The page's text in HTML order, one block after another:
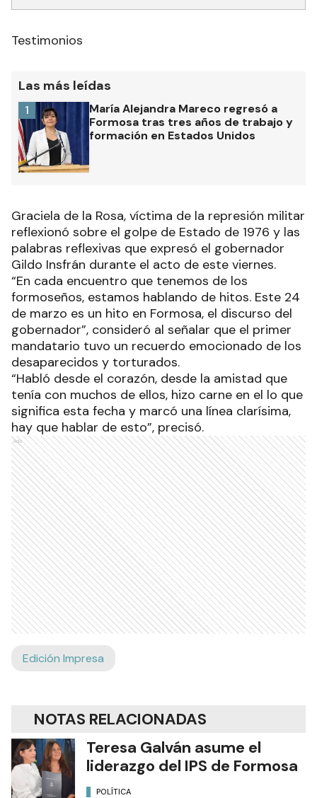
Testimonios
Las más leídas
María Alejandra Mareco regresó a
Formosa tras tres años de trabajo y
formación en Estados Unidos
1
Graciela de la Rosa, víctima de la represión militar
reflexionó sobre el golpe de Estado de 1976 y las
palabras reflexivas que expresó el gobernador
Gildo Insfrán durante el acto de este viernes.
“En cada encuentro que tenemos de los
formoseños, estamos hablando de hitos. Este 24
de marzo es un hito en Formosa, el discurso del
gobernador”, consideró al señalar que el primer
mandatario tuvo un recuerdo emocionado de los
desaparecidos y torturados.
“Habló desde el corazón, desde la amistad que
tenía con muchos de ellos, hizo carne en el lo que
significa esta fecha y marcó una línea clarísima,
hay que hablar de esto”, precisó.
Ads
Edición Impresa
NOTAS RELACIONADAS
Teresa Galván asume el
liderazgo del IPS de Formosa
POLÍTICA